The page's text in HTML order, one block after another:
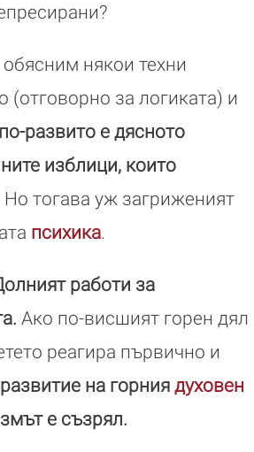
някои техни
за логиката) и
развито е дясното
изблици, които
Но тогава уж загриженият
психика.
работи за
Ако по-висшият горен дял
реагира първично и
на горния духовен
е съзрял.